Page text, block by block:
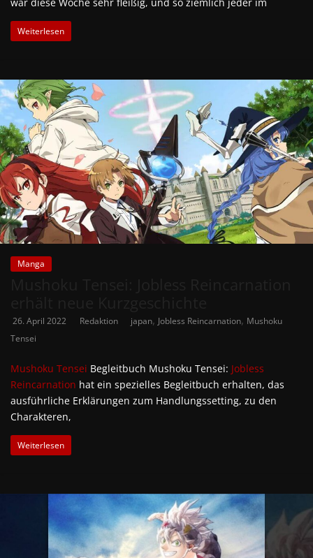
Weiterlesen
Manga
26. April 2022 Redaktion japan, Jobless Reincarnation, Mushoku
Tensei
Mushoku Tensei Begleitbuch Mushoku Tensei: Jobless
Reincarnation hat ein spezielles Begleitbuch erhalten, das
ausführliche Erklärungen zum Handlungssetting, zu den
Charakteren,
Weiterlesen